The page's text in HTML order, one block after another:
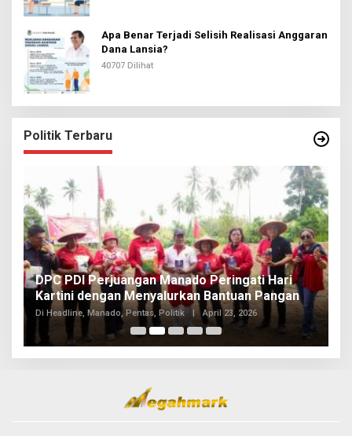
Apa Benar Terjadi Selisih Realisasi Anggaran
Dana Lansia?
40707 Dilihat
Politik Terbaru
DPC PDI Perjuangan Manado Peringati Hari
Kartini dengan Menyalurkan Bantuan Pangan
Di Headline, Manado, Pentas, Politik | April 23, 2026